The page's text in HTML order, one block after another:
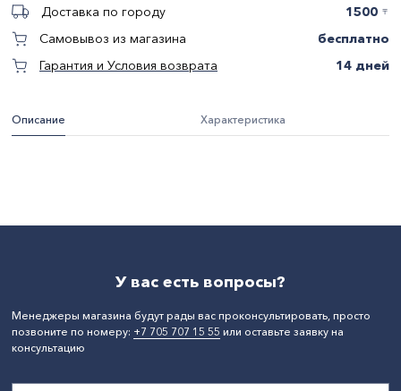
Описание Характеристика
Доставка по городу 1500 〒
Самовывоз из магазина
бесплатно
Гарантия и Условия возврата
14 дней
У вас есть вопросы?
Менеджеры магазина будут рады вас проконсультировать, просто
позвоните по номеру: +7 705 707 15 55 или оставьте заявку на
консультацию